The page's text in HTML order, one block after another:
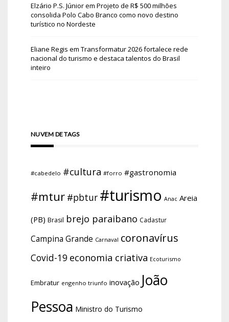
Elzário P.S. Júniorem Projeto de R$ 500 milhões
consolida Polo Cabo Branco como novo destino
turístico no Nordeste
Eliane Regis em Transformatur 2026 fortalece rede
nacional do turismo e destaca talentos do Brasil
inteiro
NUVEM DE TAGS
#cabedelo #cultura #forro #gastronomia
#mtur #pbtur #turismo Anac Areia
(PB) Brasil brejo paraibano Cadastur
Campina Grande Carnaval coronavírus
Covid-19 economia criativa Ecoturismo
Embratur engenho triunfo inovação João
Pessoa Ministro do Turismo